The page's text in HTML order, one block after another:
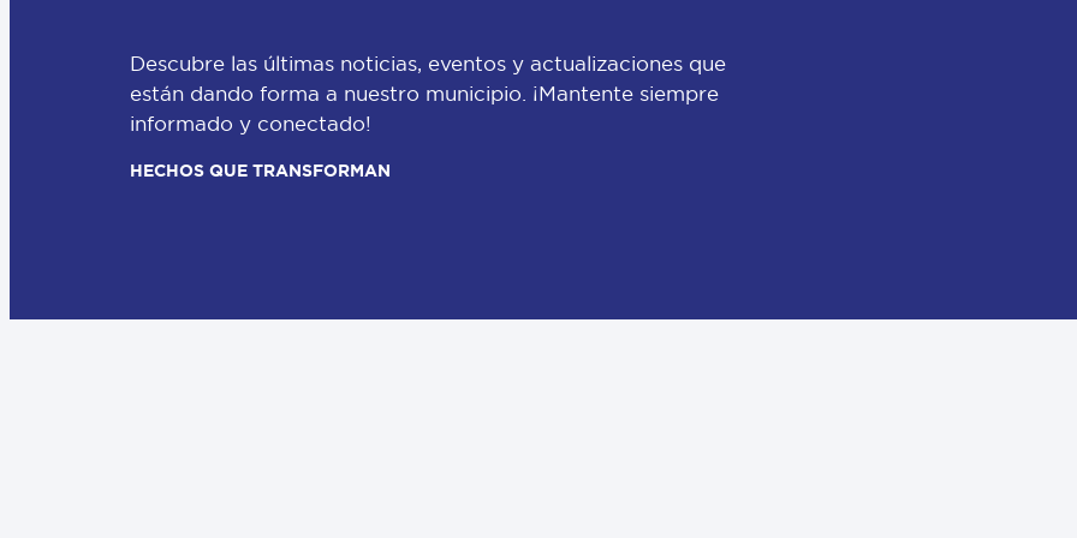
Descubre las últimas noticias, eventos y actualizaciones que
están dando forma a nuestro municipio. ¡Mantente siempre
informado y conectado!
HECHOS QUE TRANSFORMAN